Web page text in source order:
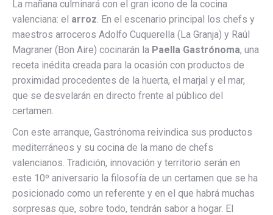
La mañana culminará con el gran icono de la cocina
valenciana: el arroz. En el escenario principal los chefs y
maestros arroceros Adolfo Cuquerella (La Granja) y Raúl
Magraner (Bon Aire) cocinarán la Paella Gastrónoma, una
receta inédita creada para la ocasión con productos de
proximidad procedentes de la huerta, el marjal y el mar,
que se desvelarán en directo frente al público del
certamen.
Con este arranque, Gastrónoma reivindica sus productos
mediterráneos y su cocina de la mano de chefs
valencianos. Tradición, innovación y territorio serán en
este 10º aniversario la filosofía de un certamen que se ha
posicionado como un referente y en el que habrá muchas
sorpresas que, sobre todo, tendrán sabor a hogar. El